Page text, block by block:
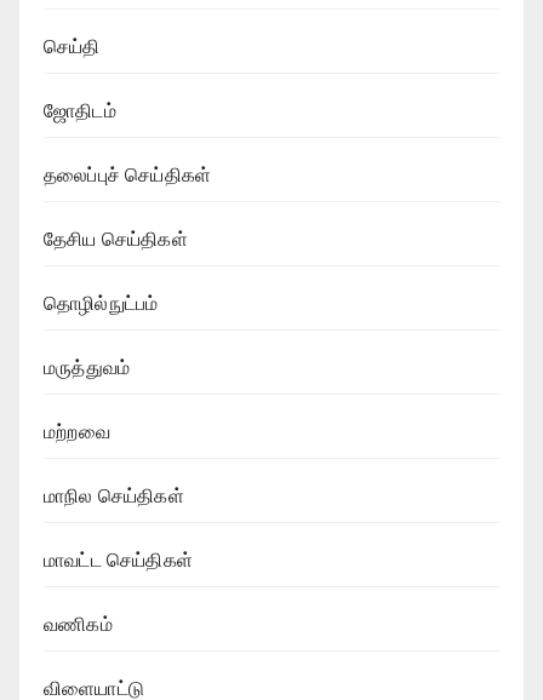
செய்தி
ஜோதிடம்
தலைப்புச் செய்திகள்
தேசிய செய்திகள்
தொழில்நுட்பம்
மருத்துவம்
மற்றவை
மாநில செய்திகள்
மாவட்ட செய்திகள்
வணிகம்
விளையாட்டு